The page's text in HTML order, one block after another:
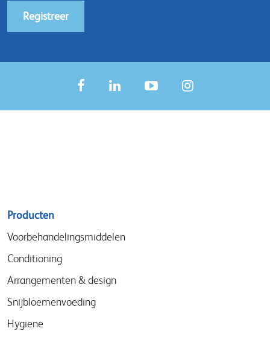
Registreer
Sitemap
menu
Producten
Voorbehandelingsmiddelen
Conditioning
Arrangementen & design
Snijbloemenvoeding
Hygiene